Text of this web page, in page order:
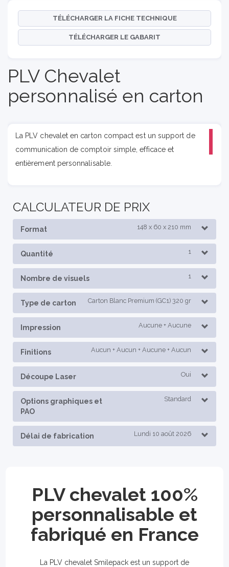
TÉLÉCHARGER LA FICHE TECHNIQUE
TÉLÉCHARGER LE GABARIT
PLV Chevalet
personnalisé en carton
La PLV chevalet en carton compact est un support de
communication de comptoir simple, efficace et
entièrement personnalisable.
CALCULATEUR DE PRIX
Format 148 x 60 x 210 mm
Quantité 1
Nombre de visuels 1
Type de carton Carton Blanc Premium (GC1) 320 gr
Impression Aucune + Aucune
Finitions Aucun + Aucun + Aucune + Aucun
Découpe Laser Oui
Options graphiques et
PAO
Standard
Délai de fabrication Lundi 10 août 2026
PLV chevalet 100%
personnalisable et
fabriqué en France
La PLV chevalet Smilepack est un support de